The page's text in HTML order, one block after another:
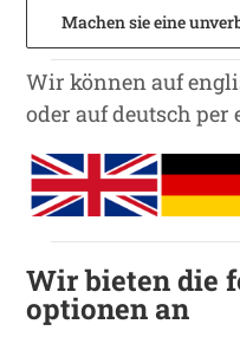
Machen sie eine
Wir können auf
oder auf deutsch per
Wir bieten die
optionen an